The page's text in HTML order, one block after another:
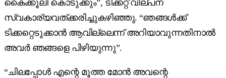
കൈക്കൂലി കൊടുക്കും”, ടിക്കറ്റ് വില്പന
സ്വകാര്യവത്ക്കരിച്ചുകഴിഞ്ഞു. “ഞങ്ങൾക്ക്
ടിക്കറ്റെടുക്കാൻ ആവില്ലെന്ന് അറിയാവുന്നതിനാൽ
അവർ ഞങ്ങളെ പിഴിയുന്നു”.
“ചിലപ്പോൾ എന്റെ മൂത്ത മോൻ അവന്റെ